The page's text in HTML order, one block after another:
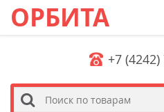
ОРБИТА
+7
s